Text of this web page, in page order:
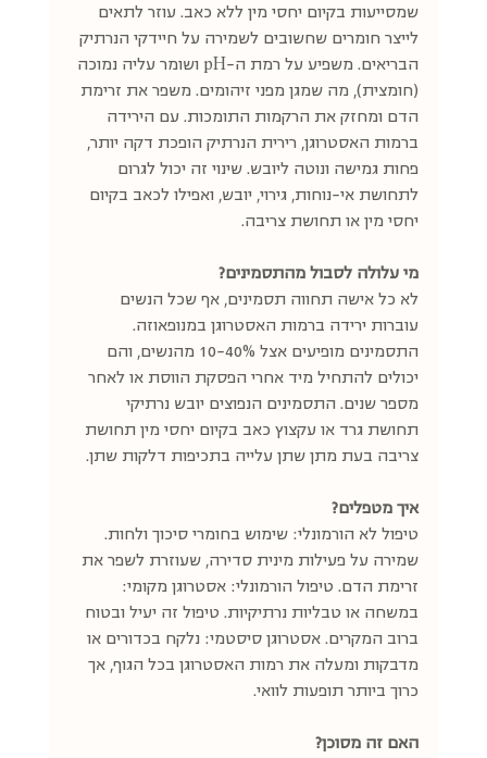
שמסייעות בקיום יחסי מין ללא כאב. עוזר לתאים
לייצר חומרים שחשובים לשמירה על חיידקי הנרתיק
הבריאים. משפיע על רמת ה-pH ושומר עליה נמוכה
(חומצית), מה שמגן מפני זיהומים. משפר את זרימת
הדם ומחזק את הרקמות התומכות. עם הירידה
ברמות האסטרוגן, רירית הנרתיק הופכת דקה יותר,
פחות גמישה ונוטה ליובש. שינוי זה יכול לגרום
לתחושת אי-נוחות, גירוי, יובש, ואפילו לכאב בקיום
יחסי מין או תחושת צריבה.
מי עלולה לסבול מהתסמינים?
לא כל אישה תחווה תסמינים, אף שכל הנשים
עוברות ירידה ברמות האסטרוגן במנופאוזה.
התסמינים מופיעים אצל 10-40% מהנשים, והם
יכולים להתחיל מיד אחרי הפסקת הווסת או לאחר
מספר שנים. התסמינים הנפוצים יובש נרתיקי
תחושת גרד או עקצוץ כאב בקיום יחסי מין תחושת
צריבה בעת מתן שתן עלייה בתכיפות דלקות שתן.
איך מטפלים?
טיפול לא הורמונלי: שימוש בחומרי סיכוך ולחות.
שמירה על פעילות מינית סדירה, שעוזרת לשפר את
זרימת הדם. טיפול הורמונלי: אסטרוגן מקומי:
במשחה או טבליות נרתיקיות. טיפול זה יעיל ובטוח
ברוב המקרים. אסטרוגן סיסטמי: נלקח בכדורים או
מדבקות ומעלה את רמות האסטרוגן בכל הגוף, אך
כרוך ביותר תופעות לוואי.
האם זה מסוכן?